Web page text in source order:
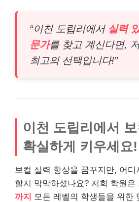
“이천 도립리에서 실력
문가를 찾고 계신다면,
최고의 선택입니다!”
이천 도립리에서
확실하게 키우세요!
보컬 실력 향상을 꿈꾸지만, 어디
할지 막막하셨나요? 저희 학원은
까지 모든 레벨의 학생들을 위한